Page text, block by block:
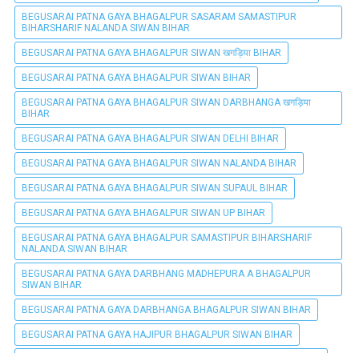
BEGUSARAI PATNA GAYA BHAGALPUR SASARAM SAMASTIPUR
BIHARSHARIF NALANDA SIWAN BIHAR
BEGUSARAI PATNA GAYA BHAGALPUR SIWAN खगड़िया BIHAR
BEGUSARAI PATNA GAYA BHAGALPUR SIWAN BIHAR
BEGUSARAI PATNA GAYA BHAGALPUR SIWAN DARBHANGA खगड़िया
BIHAR
BEGUSARAI PATNA GAYA BHAGALPUR SIWAN DELHI BIHAR
BEGUSARAI PATNA GAYA BHAGALPUR SIWAN NALANDA BIHAR
BEGUSARAI PATNA GAYA BHAGALPUR SIWAN SUPAUL BIHAR
BEGUSARAI PATNA GAYA BHAGALPUR SIWAN UP BIHAR
BEGUSARAI PATNA GAYA BHAGALPUR SAMASTIPUR BIHARSHARIF
NALANDA SIWAN BIHAR
BEGUSARAI PATNA GAYA DARBHANG MADHEPURA A BHAGALPUR
SIWAN BIHAR
BEGUSARAI PATNA GAYA DARBHANGA BHAGALPUR SIWAN BIHAR
BEGUSARAI PATNA GAYA HAJIPUR BHAGALPUR SIWAN BIHAR